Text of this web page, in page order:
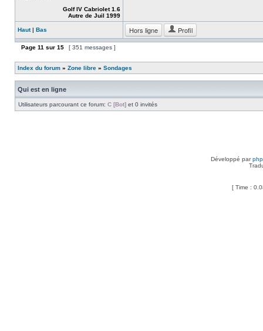
Golf IV Cabriolet 1.6
Autre de Juil 1999
Haut| Bas Hors ligne Profil
Page 11 sur 15 [ 351 messages ]
Index du forum » Zone libre » Sondages
Qui est en ligne
Utilisateurs parcourant ce forum: C [Bot] et 0 invités
Développé par
[ Time :